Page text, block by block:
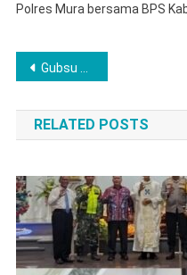
Polres Mura bersama BPS
Post
navigation
Gubsu Sebut Jalan Batas Toba-Labura Dikerjakan Tahun Depan
RELATED POSTS